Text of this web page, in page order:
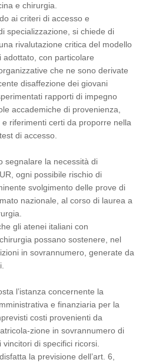
e chirurgia.
ai criteri di accesso e
specializzazione, si chiede di
rivalutazione critica del modello
adottato, con particolare
che ne sono derivate
disaffezione dei giovani
rapporti di impegno
accademiche di provenienza,
riferimenti certi da proporre nella
di accesso.
segnalare la necessità di
ogni possibile rischio di
svolgimento delle prove di
nazionale, al corso di laurea a
gli atenei italiani con
possano sostenere, nel
in sovrannumero, generate da
l’istanza concernente la
e finanziaria per la
costi provenienti da
zione in sovrannumero di
di specifici ricorsi.
la previsione dell’art. 6,